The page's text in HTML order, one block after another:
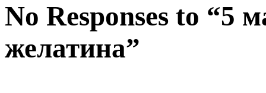
No Responses to “5
желатина”